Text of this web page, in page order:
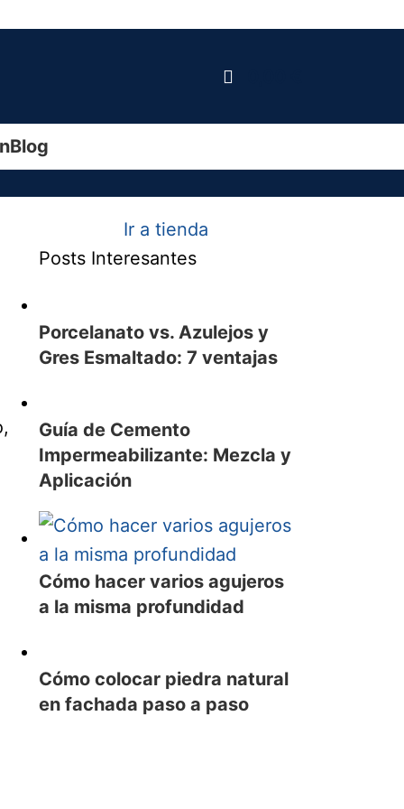
Blog
Ir a tienda
Posts Interesantes
Porcelanato vs. Azulejos y
Gres Esmaltado: 7 ventajas
Guía de Cemento
Impermeabilizante: Mezcla y
Aplicación
Cómo hacer varios agujeros
a la misma profundidad
Cómo colocar piedra natural
en fachada paso a paso